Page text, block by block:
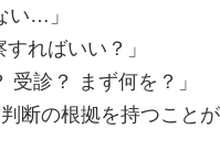
い…」
ればいい？」
受診？ まず何を？」
断の根拠を持つこと